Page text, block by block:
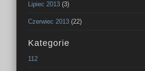
Lipiec 2013 (3)
Czerwiec 2013 (22)
Kategorie
112